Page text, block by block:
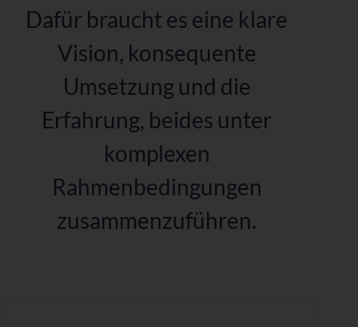
Dafür braucht es eine klare
Vision, konsequente
Umsetzungund die
Erfahrung, beides unter
komplexen
Rahmenbedingungen
zusammenzuführen.